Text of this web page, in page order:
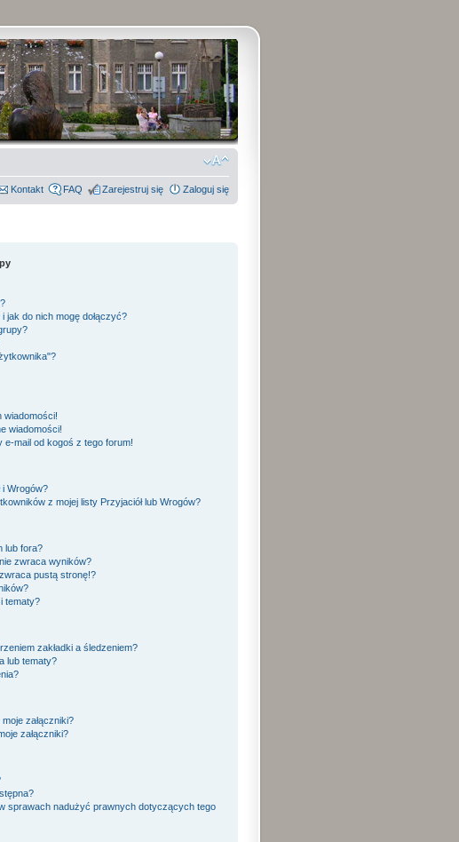
Kontakt FAQ Zarejestruj się Zaloguj się
jak do nich mogę dołączyć?
wiadomości!
wiadomości!
e-mail od kogoś z tego forum!
i Wrogów?
z mojej listy Przyjaciół lub Wrogów?
lub fora?
zwraca wyników?
pustą stronę!?
tematy?
zakładki a śledzeniem?
lub tematy?
załączniki?
załączniki?
sprawach nadużyć prawnych dotyczących tego